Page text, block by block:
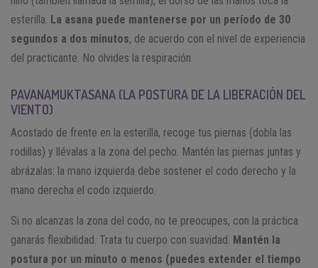
esterilla. La asana puede mantenerse por un período de 30
segundos a dos minutos, de acuerdo con el nivel de experiencia
del practicante. No olvides la respiración.
PAVANAMUKTASANA (LA POSTURA DE LA LIBERACIÓN DEL
VIENTO)
Acostado de frente en la esterilla, recoge tus piernas (dobla las
rodillas) y llévalas a la zona del pecho. Mantén las piernas juntas y
abrázalas: la mano izquierda debe sostener el codo derecho y la
mano derecha el codo izquierdo.
Si no alcanzas la zona del codo, no te preocupes, con la práctica
ganarás flexibilidad. Trata tu cuerpo con suavidad. Mantén la
postura por un minuto o menos (puedes extender el tiempo